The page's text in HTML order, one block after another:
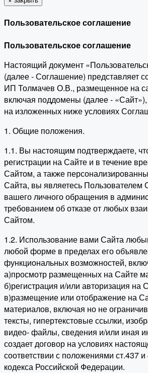
Пользовательское соглашение
Пользовательское соглашение
Настоящий документ
(далее - Соглашение) представляет
ИП Толмачев О.В., размещенное на
включая поддомены (далее - «Сайт»),
на изложенных ниже условиях
1. Общие положения.
1.1. Вы настоящим подтверждаете,
регистрации на Сайте и в течение
Сайтом, а также
Сайта, вы являетесь Пользователем
вашего личного обращения в
требованием об отказе от любых
Сайтом.
1.2. Использование вами Сайта
любой форме в пределах его
функциональных возможностей,
а)просмотр размещенных на Сайте
б)регистрация и/или авторизация на
в)размещение или отображение на
материалов, включая но не
тексты, гипертекстовые ссылки,
видео- файлы, сведения и/или иная
создает договор на условиях
соответствии с положениями ст.437
кодекса Российской Федерации.